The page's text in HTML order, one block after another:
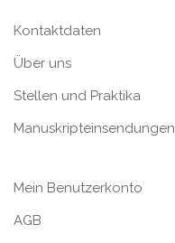
Kontaktdaten
Über uns
Stellen und Praktika
Manuskripteinsendungen
Mein Benutzerkonto
AGB